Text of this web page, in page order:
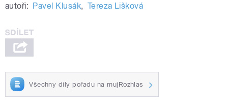
autoři: Pavel Klusák, Tereza Lišková
Všechny díly pořadu na mujRozhlas